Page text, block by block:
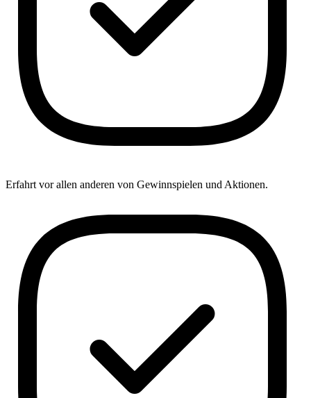
Erfahrt vor allen anderen von Gewinnspielen und Aktionen.